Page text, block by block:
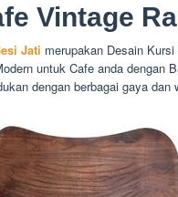
Vintage
Jati merupakan Desain
untuk Cafe anda dengan
dengan berbagai gaya